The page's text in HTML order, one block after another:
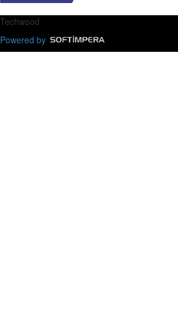
Techwood
Powered by